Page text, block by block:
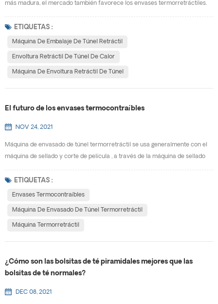
más madura, el mercado también favorece los envases termorretráctiles.
retráctil.W Por qué los envases termocontraíbles se desarrollarán tan
rápido, y cuáles son las ventajas de usar envoltura retráctil de túnel de
ETIQUETAS :
Máquina De Embalaje De Túnel Retráctil
Envoltura Retráctil De Túnel De Calor
Máquina De Envoltura Retráctil De Túnel
El futuro de los envases termocontraíbles
NOV 24, 2021
Máquina de envasado de túnel termorretráctil se usa generalmente con el
máquina de sellado y corte de película , a través de la máquina de sellado
máquina termorretráctil para calentar, de modo que el material de embalaje
se encoja y envuelva firmemente el producto. Los productos envasados ​​
ETIQUETAS :
Envases Termocontraíbles
Máquina De Envasado De Túnel Termorretráctil
Máquina Termorretráctil
¿Cómo son las bolsitas de té piramidales mejores que las
bolsitas de té normales?
DEC 08, 2021